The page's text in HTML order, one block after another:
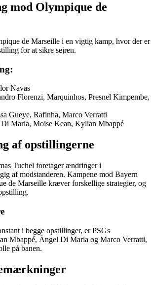
mod Olympique de
de Marseille i en vigtig kamp, hvor der er
for at sikre sejren.
Navas
Florenzi, Marquinhos, Presnel Kimpembe,
Gueye, Rafinha, Marco Verratti
Maria, Moise Kean, Kylian Mbappé
af opstillingerne
Tuchel foretager ændringer i
af modstanderen. Kampene mod Bayern
de Marseille kræver forskellige strategier, og
i begge opstillinger, er PSGs
Mbappé, Ángel Di Maria og Marco Verratti,
på banen.